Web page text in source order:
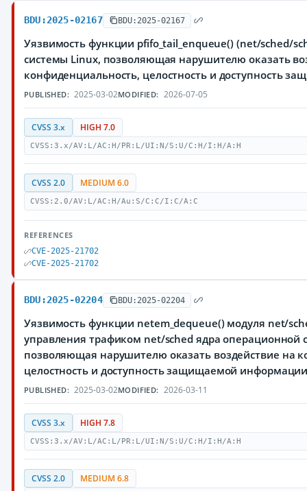
BDU:2025-02167 BDU:2025-02167
Уязвимость функции pfifo_tail_enqueue() (net/sched/
системы Linux, позволяющая нарушителю оказать
конфиденциальность, целостность и доступность
PUBLISHED: 2025-03-02MODIFIED: 2026-07-05
CVSS 3.x HIGH 7.0
CVSS:3.x/AV:L/AC:H/PR:L/UI:N/S:U/C:H/I:H/A:H
CVSS 2.0 MEDIUM 6.0
CVSS:2.0/AV:L/AC:H/Au:S/C:C/I:C/A:C
REFERENCES
CVE-2025-21702
CVE-2025-21702
BDU:2025-02204 BDU:2025-02204
Уязвимость функции netem_dequeue() модуля net/
управления трафиком net/sched ядра операционной
позволяющая нарушителю оказать воздействие на
целостность и доступность защищаемой
PUBLISHED: 2025-03-02MODIFIED: 2026-03-11
CVSS 3.x HIGH 7.8
CVSS:3.x/AV:L/AC:L/PR:L/UI:N/S:U/C:H/I:H/A:H
CVSS 2.0 MEDIUM 6.8